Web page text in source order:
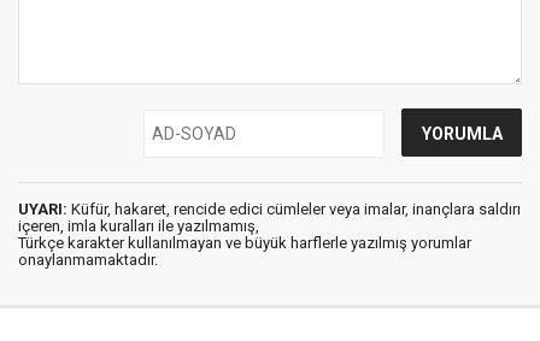
UYARI: Küfür, hakaret, rencide edici cümleler veya imalar, inançlara saldırı
içeren, imla kuralları ile yazılmamış,
Türkçe karakter kullanılmayan ve büyük harflerle yazılmış yorumlar
onaylanmamaktadır.